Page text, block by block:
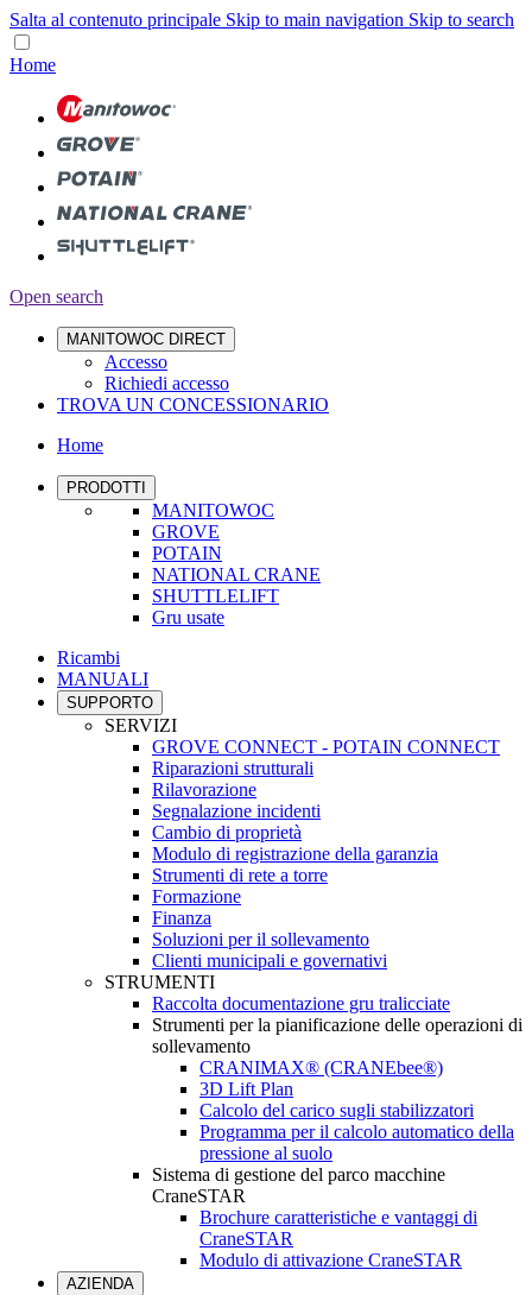
Salta al contenuto principale Skip to main navigation Skip to search
Home
Open search
MANITOWOC DIRECT
Accesso
Richiedi accesso
TROVA UN CONCESSIONARIO
Home
PRODOTTI
MANITOWOC
GROVE
POTAIN
NATIONAL CRANE
SHUTTLELIFT
Gru usate
Ricambi
MANUALI
SUPPORTO
SERVIZI
GROVE CONNECT - POTAIN CONNECT
Riparazioni strutturali
Rilavorazione
Segnalazione incidenti
Cambio di proprietà
Modulo di registrazione della garanzia
Strumenti di rete a torre
Formazione
Finanza
Soluzioni per il sollevamento
Clienti municipali e governativi
STRUMENTI
Raccolta documentazione gru tralicciate
Strumenti per la pianificazione delle operazioni di
sollevamento
CRANIMAX® (CRANEbee®)
3D Lift Plan
Calcolo del carico sugli stabilizzatori
Programma per il calcolo automatico della
pressione al suolo
Sistema di gestione del parco macchine
CraneSTAR
Brochure caratteristiche e vantaggi di
CraneSTAR
Modulo di attivazione CraneSTAR
AZIENDA